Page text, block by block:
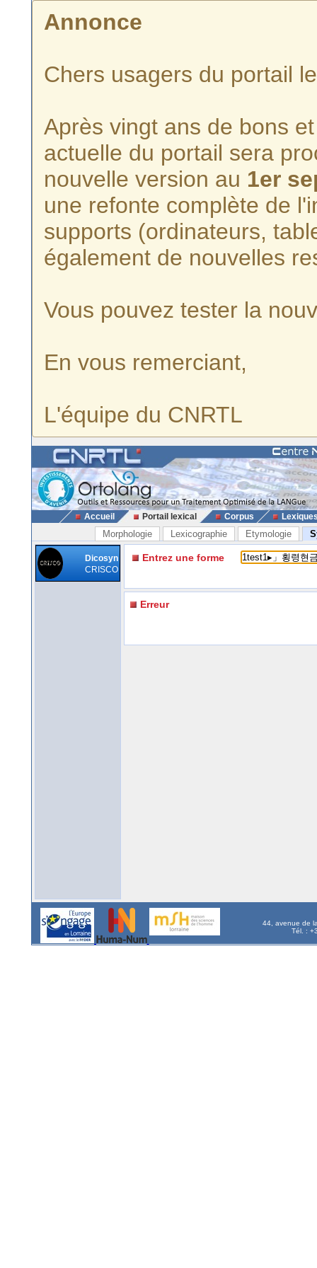
Annonce
Chers usagers du portail
Après vingt ans de bons
actuelle du portail sera
nouvelle version au 1er
une refonte complète de
supports (ordinateurs,
également de nouvelles
Vous pouvez tester la
En vous remerciant,
L'équipe du CNRTL
Accueil Portail lexical Corpus
Morphologie Lexicographie Etymologie
Dicosyn
CRISCO
Entrez une forme
Erreur
44, avenue de
Tél. :